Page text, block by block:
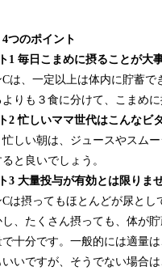
つのポイント
1 毎日こまめに摂ることが大
Cは、一定以上は体内に貯蓄
りも３食に分けて、こまめに
2 忙しいママ世代はこんなビ
しい朝は、ジュースやスム
と良いでしょう。
3 大量投与が有効とは限りま
Cは摂ってもほとんどが尿と
、たくさん摂っても、体が
十分です。一般的には適量
いですが、そうでない場合